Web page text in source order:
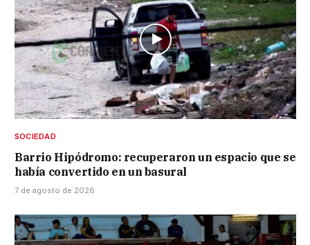
SOCIEDAD
Barrio Hipódromo: recuperaron un espacio que se
había convertido en un basural
7 de agosto de 2026